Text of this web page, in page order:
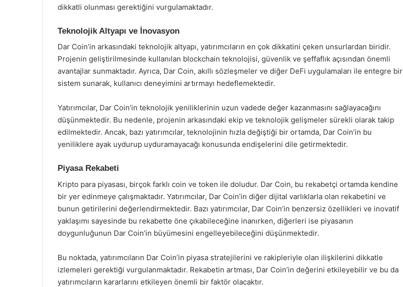
dikkatli olunması gerektiğini vurgulamaktadır.
Teknolojik Altyapı ve İnovasyon
Dar Coin’in arkasındaki teknolojik altyapı, yatırımcıların en çok dikkatini çeken unsurlardan biridir.
Projenin geliştirilmesinde kullanılan blockchain teknolojisi, güvenlik ve şeffaflık açısından önemli
avantajlar sunmaktadır. Ayrıca, Dar Coin, akıllı sözleşmeler ve diğer DeFi uygulamaları ile entegre bir
sistem sunarak, kullanıcı deneyimini artırmayı hedeflemektedir.
Yatırımcılar, Dar Coin’in teknolojik yeniliklerinin uzun vadede değer kazanmasını sağlayacağını
düşünmektedir. Bu nedenle, projenin arkasındaki ekip ve teknolojik gelişmeler sürekli olarak takip
edilmektedir. Ancak, bazı yatırımcılar, teknolojinin hızla değiştiği bir ortamda, Dar Coin’in bu
yeniliklere ayak uydurup uyduramayacağı konusunda endişelerini dile getirmektedir.
Piyasa Rekabeti
Kripto para piyasası, birçok farklı coin ve token ile doludur. Dar Coin, bu rekabetçi ortamda kendine
bir yer edinmeye çalışmaktadır. Yatırımcılar, Dar Coin’in diğer dijital varlıklarla olan rekabetini ve
bunun getirilerini değerlendirmektedir. Bazı yatırımcılar, Dar Coin’in benzersiz özellikleri ve inovatif
yaklaşımı sayesinde bu rekabette öne çıkabileceğine inanırken, diğerleri ise piyasanın
doygunluğunun Dar Coin’in büyümesini engelleyebileceğini düşünmektedir.
Bu noktada, yatırımcıların Dar Coin’in piyasa stratejilerini ve rakipleriyle olan ilişkilerini dikkatle
izlemeleri gerektiği vurgulanmaktadır. Rekabetin artması, Dar Coin’in değerini etkileyebilir ve bu da
yatırımcıların kararlarını etkileyen önemli bir faktör olacaktır.